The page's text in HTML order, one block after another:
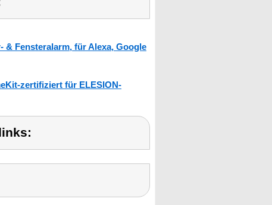
& Fensteralarm, für Alexa, Google
zertifiziert für ELESION-